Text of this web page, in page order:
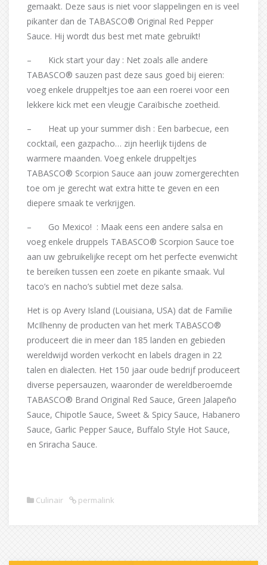
gemaakt. Deze saus is niet voor slappelingen en is veel
pikanter dan de TABASCO® Original Red Pepper
Sauce. Hij wordt dus best met mate gebruikt!
– Kick start your day : Net zoals alle andere
TABASCO® sauzen past deze saus goed bij eieren:
voeg enkele druppeltjes toe aan een roerei voor een
lekkere kick met een vleugje Caraïbische zoetheid.
– Heat up your summer dish : Een barbecue, een
cocktail, een gazpacho… zijn heerlijk tijdens de
warmere maanden. Voeg enkele druppeltjes
TABASCO® Scorpion Sauce aan jouw zomergerechten
toe om je gerecht wat extra hitte te geven en een
diepere smaak te verkrijgen.
– Go Mexico! : Maak eens een andere salsa en
voeg enkele druppels TABASCO® Scorpion Sauce toe
aan uw gebruikelijke recept om het perfecte evenwicht
te bereiken tussen een zoete en pikante smaak. Vul
taco’s en nacho’s subtiel met deze salsa.
Het is op Avery Island (Louisiana, USA) dat de Familie
McIlhenny de producten van het merk TABASCO®
produceert die in meer dan 185 landen en gebieden
wereldwijd worden verkocht en labels dragen in 22
talen en dialecten. Het 150 jaar oude bedrijf produceert
diverse pepersauzen, waaronder de wereldberoemde
TABASCO® Brand Original Red Sauce, Green Jalapeño
Sauce, Chipotle Sauce, Sweet & Spicy Sauce, Habanero
Sauce, Garlic Pepper Sauce, Buffalo Style Hot Sauce,
en Sriracha Sauce.
Culinair permalink